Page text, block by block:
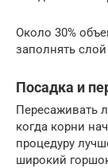
Около 30%
заполнять
Посадка и
Пересаживать
когда корни
процедуру
широкий